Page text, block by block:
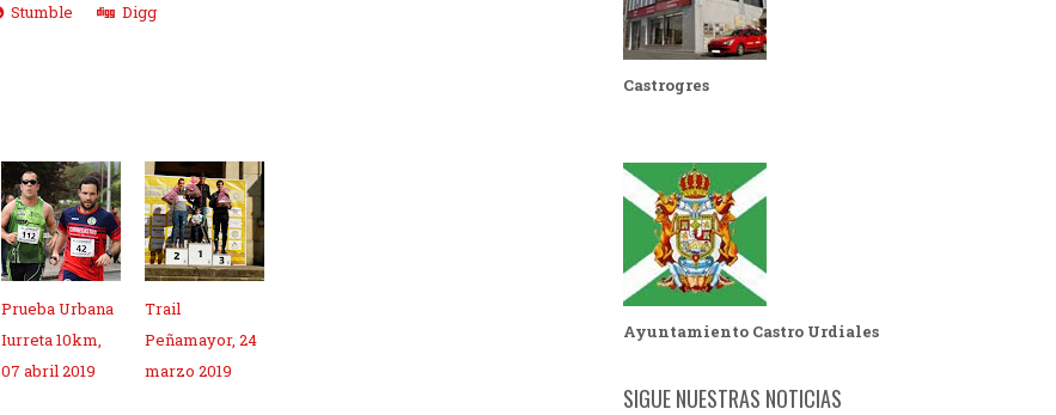
Stumble Digg
Prueba Urbana
Iurreta 10km,
07 abril 2019
Trail
Peñamayor, 24
marzo 2019
Castrogres
Ayuntamiento Castro Urdiales
SIGUE NUESTRAS NOTICIAS